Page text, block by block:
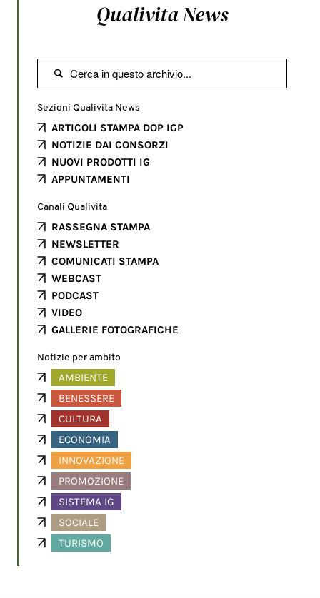
Qualivita News

Sezioni Qualivita News
ARTICOLI STAMPA DOP IGP
NOTIZIE DAI CONSORZI
NUOVI PRODOTTI IG
APPUNTAMENTI
Canali Qualivita
RASSEGNA STAMPA
NEWSLETTER
COMUNICATI STAMPA
WEBCAST
PODCAST
VIDEO
GALLERIE FOTOGRAFICHE
Notizie per ambito
AMBIENTE
BENESSERE
CULTURA
ECONOMIA
INNOVAZIONE
PROMOZIONE
SISTEMA IG
SOCIALE
TURISMO